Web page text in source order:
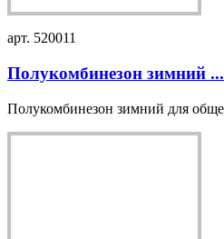
арт. 520011
Полукомбинезон зимний ...
Полукомбинезон зимний для